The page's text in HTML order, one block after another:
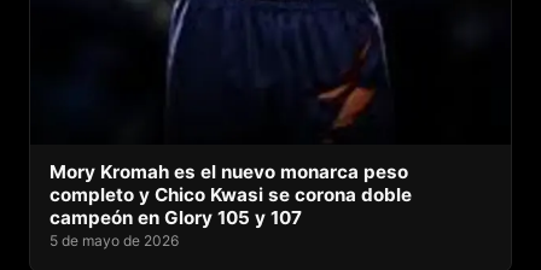
Mory Kromah es el nuevo monarca peso
completo y Chico Kwasi se corona doble
campeón en Glory 105 y 107
5 de mayo de 2026